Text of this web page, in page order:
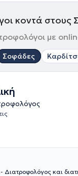
κοντά στους
με
Σοφάδες
Διατροφολόγος και